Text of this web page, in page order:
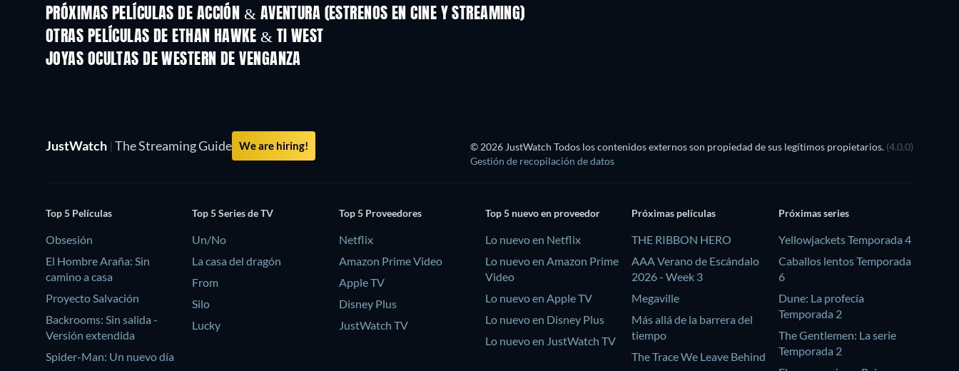
PRÓXIMAS PELÍCULAS DE ACCIÓN & AVENTURA (ESTRENOS EN CINE Y STREAMING)
OTRAS PELÍCULAS DE ETHAN HAWKE & TI WEST
JOYAS OCULTAS DE WESTERN DE VENGANZA
JustWatch | The Streaming Guide We are hiring! © 2026 JustWatch Todos los contenidos externos son propiedad de sus legítimos propietarios. (4.0.0)
Gestión de recopilación de datos
Top 5 Películas
Obsesión
El Hombre Araña: Sin
camino a casa
Proyecto Salvación
Backrooms: Sin salida -
Versión extendida
Spider-Man: Un nuevo día
Top 5 Series de TV
Un/No
La casa del dragón
From
Silo
Lucky
Top 5 Proveedores
Netflix
Amazon Prime Video
Apple TV
Disney Plus
JustWatch TV
Top 5 nuevo en proveedor
Lo nuevo en Netflix
Lo nuevo en Amazon Prime
Video
Lo nuevo en Apple TV
Lo nuevo en Disney Plus
Lo nuevo en JustWatch TV
Próximas películas
THE RIBBON HERO
AAA Verano de Escándalo
2026 - Week 3
Megaville
Más allá de la barrera del
tiempo
The Trace We Leave Behind
Próximas series
Yellowjackets Temporada 4
Caballos lentos Temporada
6
Dune: La profecía
Temporada 2
The Gentlemen: La serie
Temporada 2